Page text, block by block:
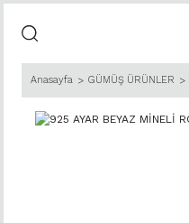
Anasayfa GÜMÜŞ ÜRÜNLER